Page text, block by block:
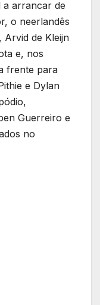
arrancar de
o neerlandês
Arvid de Kleijn
e, nos
frente para
e Dylan
Guerreiro e
no